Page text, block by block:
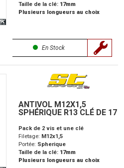
Taille de la clé: 17mm
Plusieurs longueurs au choix
En Stock
ANTIVOL M12X1,5
SPHÉRIQUE R13 CLÉ DE 17
Pack de 2 vis et une clé
Filetage: M12x1,5
Portée: Spherique
Taille de la clé: 17mm
Plusieurs longueurs au choix